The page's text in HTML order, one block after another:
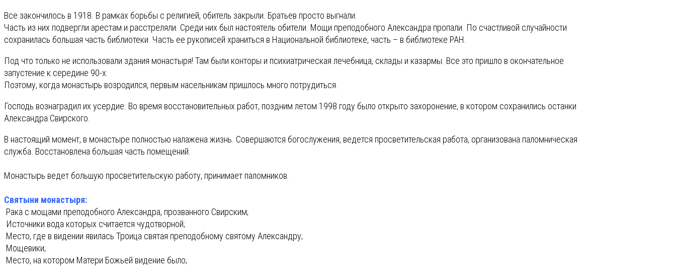
Все закончилось в 1918. В рамках борьбы с религией, обитель закрыли. Братьев просто выгнали.
Часть из них подвергли арестам и расстреляли. Среди них был настоятель обители. Мощи преподобного Александра пропали. По счастливой случайности
сохранилась большая часть библиотеки. Часть ее рукописей храниться в Национальной библиотеке, часть – в библиотеке РАН.
Под что только не использовали здания монастыря! Там были конторы и психиатрическая лечебница, склады и казармы. Все это пришло в окончательное
запустение к середине 90-х.
Поэтому, когда монастырь возродился, первым насельникам пришлось много потрудиться.
Господь вознаградил их усердие. Во время восстановительных работ, поздним летом 1998 году было открыто захоронение, в котором сохранились останки
Александра Свирского.
В настоящий момент, в монастыре полностью налажена жизнь. Совершаются богослужения, ведется просветительская работа, организована паломническая
служба. Восстановлена большая часть помещений.
Монастырь ведет большую просветительскую работу, принимает паломников.
Святыни монастыря:
Рака с мощами преподобного Александра, прозванного Свирским;
Источники вода которых считается чудотворной;
Место, где в видении явилась Троица святая преподобному святому Александру;
Мощевики;
Место, на котором Матери Божьей видение было;